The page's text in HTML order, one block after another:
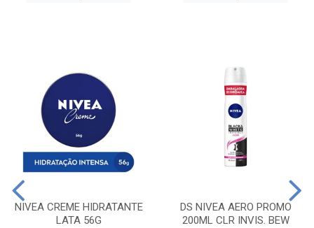
NIVEA CREME HIDRATANTE
LATA 56G
DS NIVEA AERO PROMO
200ML CLR INVIS. BEW